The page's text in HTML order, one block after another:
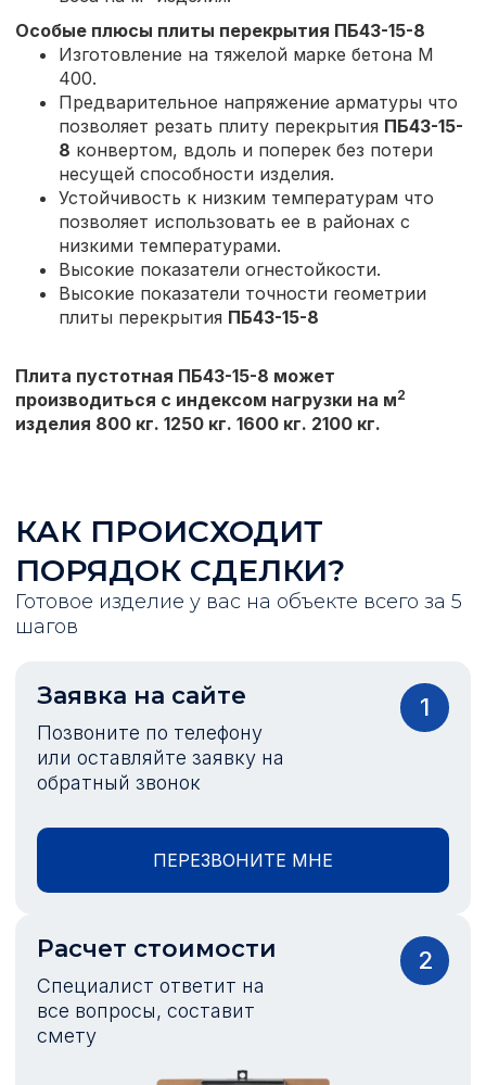
Особые плюсы плиты перекрытия ПБ43-15-8
Изготовление на тяжелой марке бетона М
400.
Предварительное напряжение арматуры что
позволяет резать плиту перекрытия ПБ43-15-
8 конвертом, вдоль и поперек без потери
несущей способности изделия.
Устойчивость к низким температурам что
позволяет использовать ее в районах с
низкими температурами.
Высокие показатели огнестойкости.
Высокие показатели точности геометрии
плиты перекрытия ПБ43-15-8
Плита пустотная ПБ43-15-8 может
производиться с индексом нагрузки на м2
изделия 800 кг. 1250 кг. 1600 кг. 2100 кг.
КАК ПРОИСХОДИТ
ПОРЯДОК СДЕЛКИ?
Готовое изделие у вас на объекте всего за 5
шагов
Заявка на сайте
Позвоните по телефону
или оставляйте заявку на
обратный звонок
1
ПЕРЕЗВОНИТЕ МНЕ
Расчет стоимости
Специалист ответит на
все вопросы, составит
смету
2